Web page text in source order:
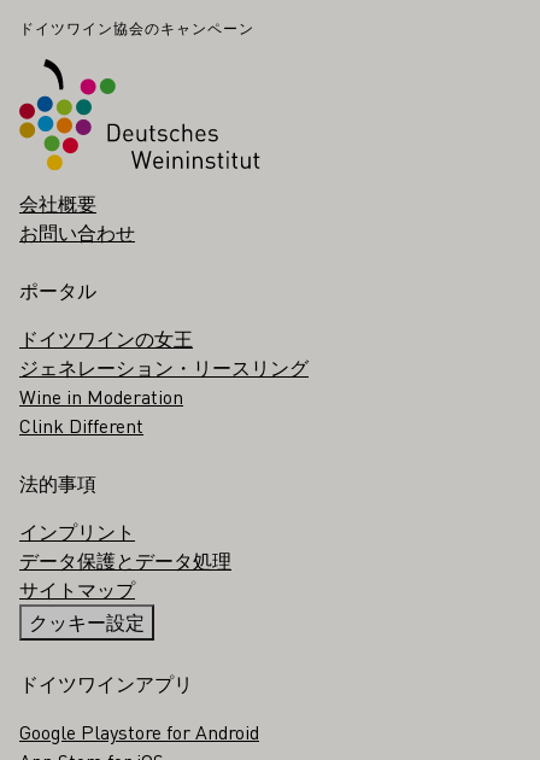
フッター
ドイツワイン協会のキャンペーン
会社概要
お問い合わせ
ポータル
ドイツワインの女王
ジェネレーション・リースリング
Wine in Moderation
Clink Different
法的事項
インプリント
データ保護とデータ処理
サイトマップ
クッキー設定
ドイツワインアプリ
Google Playstore for Android